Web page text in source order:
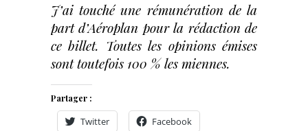
J’ai touché une rémunération de la
part d’Aéroplan pour la rédaction de
ce billet. Toutes les opinions émises
sont toutefois 100 % les miennes.
Partager :
Twitter Facebook